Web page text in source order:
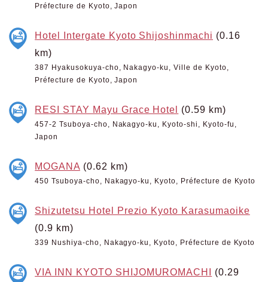
Préfecture de Kyoto, Japon
Hotel Intergate Kyoto Shijoshinmachi (0.16
km)
387 Hyakusokuya-cho, Nakagyo-ku, Ville de Kyoto,
Préfecture de Kyoto, Japon
RESI STAY Mayu Grace Hotel (0.59 km)
457-2 Tsuboya-cho, Nakagyo-ku, Kyoto-shi, Kyoto-fu,
Japon
MOGANA (0.62 km)
450 Tsuboya-cho, Nakagyo-ku, Kyoto, Préfecture de Kyoto
Shizutetsu Hotel Prezio Kyoto Karasumaoike
(0.9 km)
339 Nushiya-cho, Nakagyo-ku, Kyoto, Préfecture de Kyoto
VIA INN KYOTO SHIJOMUROMACHI (0.29